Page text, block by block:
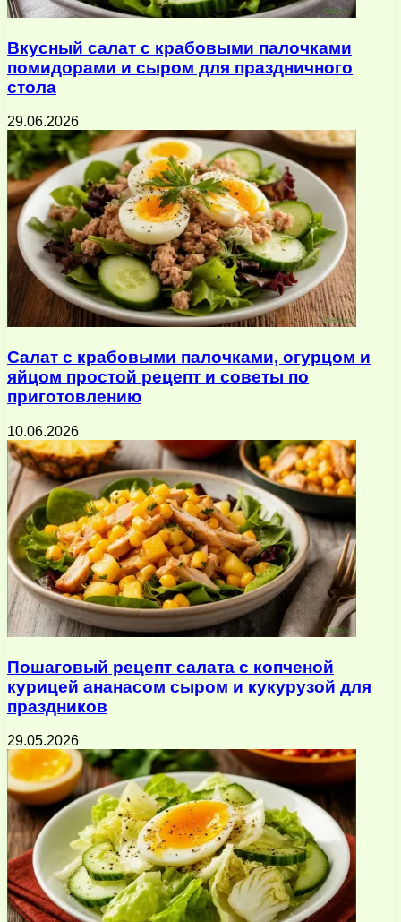
Вкусный салат с крабовыми палочками
помидорами и сыром для праздничного
стола
29.06.2026
Салат с крабовыми палочками, огурцом и
яйцом простой рецепт и советы по
приготовлению
10.06.2026
Пошаговый рецепт салата с копченой
курицей ананасом сыром и кукурузой для
праздников
29.05.2026